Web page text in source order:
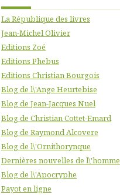
La République des livres
Jean-Michel Olivier
Editions Zoé
Editions Phebus
Editions Christian Bourgois
Blog de l\'Ange Heurtebise
Blog de Jean-Jacques Nuel
Blog de Christian Cottet-Emard
Blog de Raymond Alcovere
Blog de l\'Ornithorynque
Dernières nouvelles de l\'homme
Blog de l\'Apocryphe
Payot en ligne